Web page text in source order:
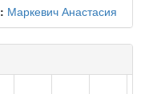
Маркевич Анастасия